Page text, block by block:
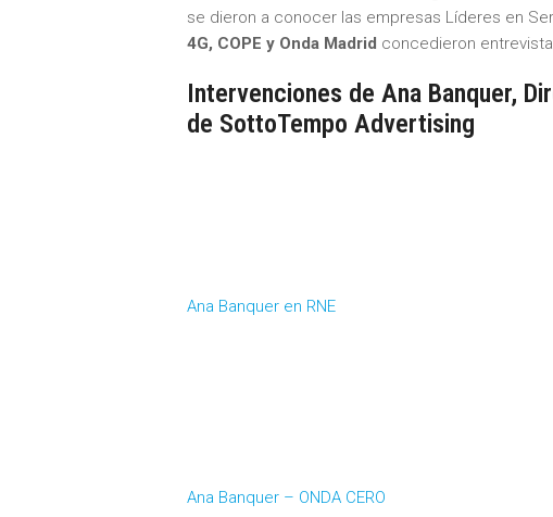
se dieron a conocer las empresas Líderes en
4G, COPE y Onda Madrid concedieron
Intervenciones de Ana Banquer,
de SottoTempo Advertising
Ana Banquer en RNE
Ana Banquer – ONDA CERO